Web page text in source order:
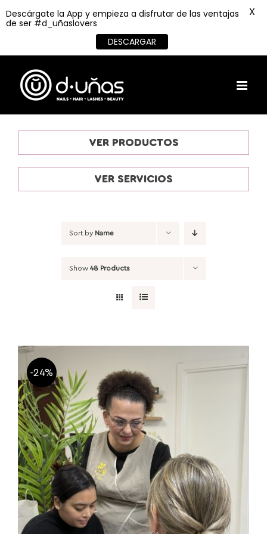
content
VER PRODUCTOS
VER SERVICIOS
Sort by Name
Show 48 Products
-24%
Descárgate la App y empieza a disfrutar de las ventajas
de ser #d_uñaslovers
DESCARGAR
X